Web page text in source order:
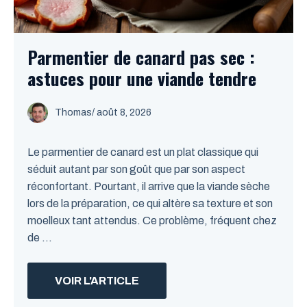
Parmentier de canard pas sec :
astuces pour une viande tendre
Thomas/ août 8, 2026
Le parmentier de canard est un plat classique qui
séduit autant par son goût que par son aspect
réconfortant. Pourtant, il arrive que la viande sèche
lors de la préparation, ce qui altère sa texture et son
moelleux tant attendus. Ce problème, fréquent chez
de ...
VOIR L'ARTICLE